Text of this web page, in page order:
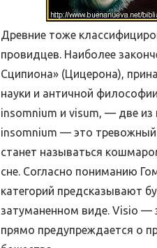
Древние тоже
провидцев. Наиболее
Сципиона» (Цицерона),
науки и античной
insomnium и visum, — две
insomnium — это тревожный
станет называться
сне. Согласно пониманию
категорий предсказывают
затуманенном виде. Visio —
прямо предупреждается о